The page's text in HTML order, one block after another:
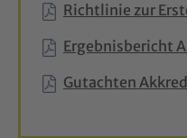
Richtlinie zur
Ergebnisbericht
Gutachten